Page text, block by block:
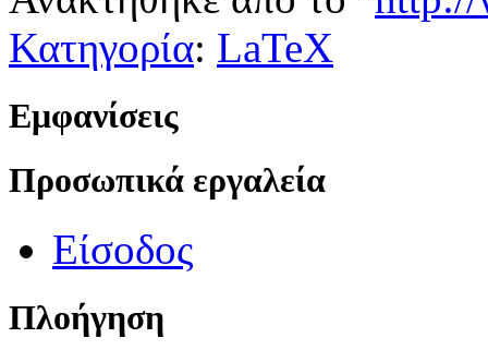
Κατηγορία: LaTeX
Εμφανίσεις
Προσωπικά εργαλεία
Είσοδος
Πλοήγηση